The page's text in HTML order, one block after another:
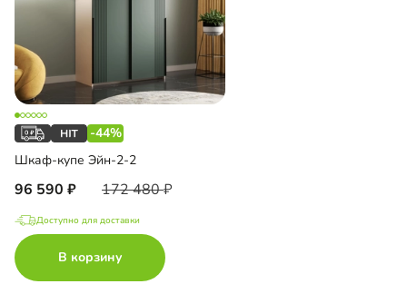
-44%
Шкаф-купе Эйн-2-2
96 590 172 480
Доступно для доставки
В корзину